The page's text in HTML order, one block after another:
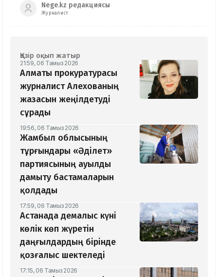
Nege.kz редакциясы
Журналист
Қазір оқып жатыр
21:59, 06 Тамыз 2026
Алматы прокуратурасы
журналист Алехованың
жазасын жеңілдетуді
сұрады
19:56, 06 Тамыз 2026
Жамбыл облысының
тұрғындары «Әділет»
партиясының ауылды
дамыту бастамаларын
қолдады
17:59, 06 Тамыз 2026
Астанада демалыс күні
көлік көп жүретін
даңғылдардың бірінде
қозғалыс шектеледі
17:15, 06 Тамыз 2026